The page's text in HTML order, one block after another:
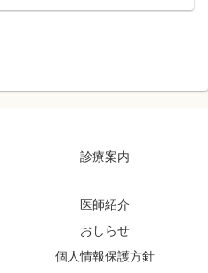
診療案内
医師紹介
おしらせ
個人情報保護方針